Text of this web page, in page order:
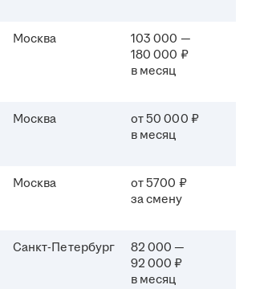
Москва
103 000 —
180 000 ₽
в месяц
Москва
от 50 000 ₽
в месяц
Москва
от 5700 ₽
за смену
Санкт-Петербург
82 000 —
92 000 ₽
в месяц